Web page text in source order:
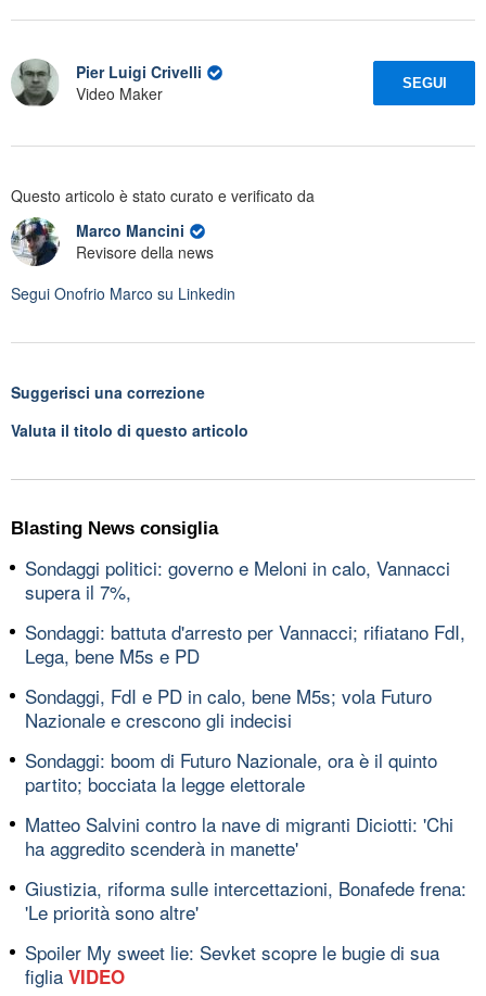
Pier Luigi Crivelli
Video Maker
SEGUI
Questo articolo è stato curato e verificato da
Marco Mancini
Revisore della news
Segui Onofrio Marco su Linkedin
Suggerisci una correzione
Valuta il titolo di questo articolo
Blasting News consiglia
Sondaggi politici: governo e Meloni in calo, Vannacci
supera il 7%,
Sondaggi: battuta d'arresto per Vannacci; rifiatano FdI,
Lega, bene M5s e PD
Sondaggi, FdI e PD in calo, bene M5s; vola Futuro
Nazionale e crescono gli indecisi
Sondaggi: boom di Futuro Nazionale, ora è il quinto
partito; bocciata la legge elettorale
Matteo Salvini contro la nave di migranti Diciotti: 'Chi
ha aggredito scenderà in manette'
Giustizia, riforma sulle intercettazioni, Bonafede frena:
'Le priorità sono altre'
Spoiler My sweet lie: Sevket scopre le bugie di sua
figlia VIDEO